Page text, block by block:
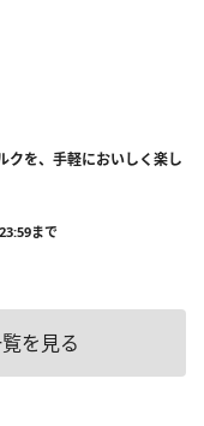
クを、手軽においしく楽し
まで
を見る